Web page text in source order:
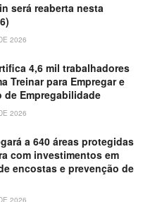
será reaberta nesta
2026
4,6 mil trabalhadores
Treinar para Empregar e
de Empregabilidade
2026
a 640 áreas protegidas
com investimentos em
encostas e prevenção de